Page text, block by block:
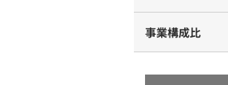
事業構成比